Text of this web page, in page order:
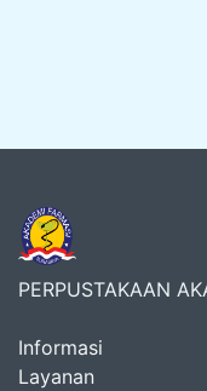
PERPUSTAKAAN
Informasi
Layanan